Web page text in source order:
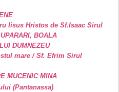
Iisus Hristos de Sf.Isaac Sirul
BOALA
DUMNEZEU
mare / Sf. Efrim Sirul
MUCENIC MINA
(Pantanassa)